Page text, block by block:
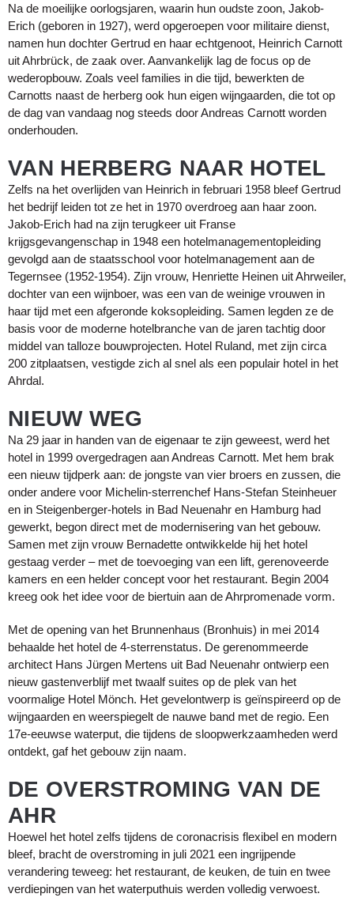
Na de moeilijke oorlogsjaren, waarin hun oudste zoon, Jakob-
Erich (geboren in 1927), werd opgeroepen voor militaire dienst,
namen hun dochter Gertrud en haar echtgenoot, Heinrich Carnott
uit Ahrbrück, de zaak over. Aanvankelijk lag de focus op de
wederopbouw. ​​Zoals veel families in die tijd, bewerkten de
Carnotts naast de herberg ook hun eigen wijngaarden, die tot op
de dag van vandaag nog steeds door Andreas Carnott worden
onderhouden.
VAN HERBERG NAAR HOTEL
Zelfs na het overlijden van Heinrich in februari 1958 bleef Gertrud
het bedrijf leiden tot ze het in 1970 overdroeg aan haar zoon.
Jakob-Erich had na zijn terugkeer uit Franse
krijgsgevangenschap in 1948 een hotelmanagementopleiding
gevolgd aan de staatsschool voor hotelmanagement aan de
Tegernsee (1952-1954). Zijn vrouw, Henriette Heinen uit Ahrweiler,
dochter van een wijnboer, was een van de weinige vrouwen in
haar tijd met een afgeronde koksopleiding. Samen legden ze de
basis voor de moderne hotelbranche van de jaren tachtig door
middel van talloze bouwprojecten. Hotel Ruland, met zijn circa
200 zitplaatsen, vestigde zich al snel als een populair hotel in het
Ahrdal.
NIEUW WEG
Na 29 jaar in handen van de eigenaar te zijn geweest, werd het
hotel in 1999 overgedragen aan Andreas Carnott. Met hem brak
een nieuw tijdperk aan: de jongste van vier broers en zussen, die
onder andere voor Michelin-sterrenchef Hans-Stefan Steinheuer
en in Steigenberger-hotels in Bad Neuenahr en Hamburg had
gewerkt, begon direct met de modernisering van het gebouw. ​​
Samen met zijn vrouw Bernadette ontwikkelde hij het hotel
gestaag verder – met de toevoeging van een lift, gerenoveerde
kamers en een helder concept voor het restaurant. Begin 2004
kreeg ook het idee voor de biertuin aan de Ahrpromenade vorm.
Met de opening van het Brunnenhaus (Bronhuis) in mei 2014
behaalde het hotel de 4-sterrenstatus. De gerenommeerde
architect Hans Jürgen Mertens uit Bad Neuenahr ontwierp een
nieuw gastenverblijf met twaalf suites op de plek van het
voormalige Hotel Mönch. Het gevelontwerp is geïnspireerd op de
wijngaarden en weerspiegelt de nauwe band met de regio. Een
17e-eeuwse waterput, die tijdens de sloopwerkzaamheden werd
ontdekt, gaf het gebouw zijn naam.
DE OVERSTROMING VAN DE
AHR
Hoewel het hotel zelfs tijdens de coronacrisis flexibel en modern
bleef, bracht de overstroming in juli 2021 een ingrijpende
verandering teweeg: het restaurant, de keuken, de tuin en twee
verdiepingen van het waterputhuis werden volledig verwoest.